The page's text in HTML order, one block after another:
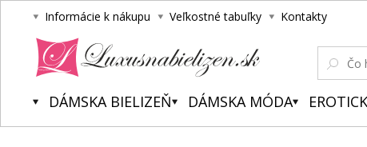
Informácie k nákupu Veľkostné tabuľky Kontakty
DÁMSKA BIELIZEŇ DÁMSKA MÓDA